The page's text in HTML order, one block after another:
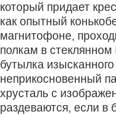
который придает
как опытный
магнитофоне,
полкам в
бутылка
неприкосновенный
хрусталь с
раздеваются, если в